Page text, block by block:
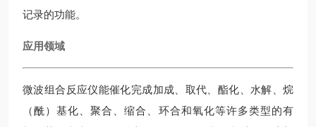
记录的功能。
应用领域
微波组合反应仪能催化完成加成、取代、酯化、水解、烷
（酰）基化、聚合、缩合、环合和氧化等许多类型的有